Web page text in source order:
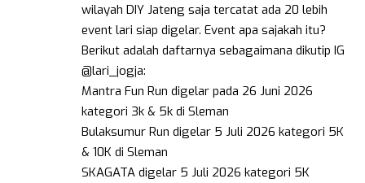
wilayah DIY Jateng saja tercatat ada 20 lebih
event lari siap digelar. Event apa sajakah itu?
Berikut adalah daftarnya sebagaimana dikutip IG
@lari_jogja:
Mantra Fun Run digelar pada 26 Juni 2026
kategori 3k & 5k di Sleman
Bulaksumur Run digelar 5 Juli 2026 kategori 5K
& 10K di Sleman
SKAGATA digelar 5 Juli 2026 kategori 5K